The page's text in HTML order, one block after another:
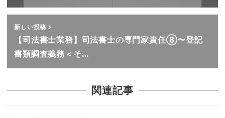
新しい投稿
【司法書士業務】司法書士の専門家責任⑧〜登記
書類調査義務＜そ…
関連記事